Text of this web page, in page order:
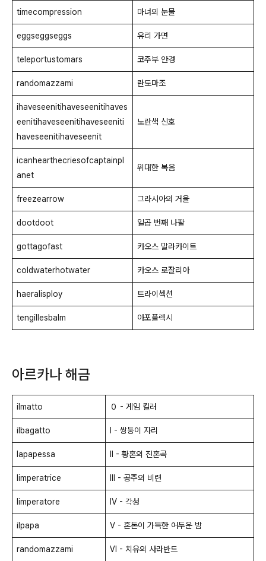
timecompression 마녀의 눈물
eggseggseggs 유리 가면
teleportustomars 코주부 안경
randomazzami 란도마조
ihaveseenitihaveseenitihaves
eenitihaveseenitihaveseeniti
haveseenitihaveseenit
노란색 신호
icanhearthecriesofcaptainpl
anet
위대한 복음
freezearrow 그라시아의 거울
dootdoot 일곱 번째 나팔
gottagofast 카오스 말라카이트
coldwaterhotwater 카오스 로잘리아
haeralisploy 트라이섹션
tengillesbalm 아포플렉시
아르카나 해금
ilmatto ０ - 게임 킬러
ilbagatto Ⅰ - 쌍둥이 자리
lapapessa Ⅱ - 황혼의 진혼곡
limperatrice Ⅲ - 공주의 비련
limperatore Ⅳ - 각성
ilpapa Ⅴ - 혼돈이 가득한 어두운 밤
randomazzami Ⅵ - 치유의 사라반드